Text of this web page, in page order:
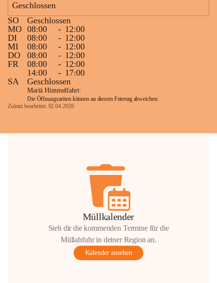
Geschlossen
SO
Geschlossen
MO 08:00 - 12:00
DI
08:00 - 12:00
MI
08:00 - 12:00
DO
08:00 - 12:00
FR
08:00 - 12:00
14:00
- 17:00
SA
Geschlossen
Mariä Himmelfahrt:
Die Öffnungszeiten können an diesem Feiertag abweichen.
Zuletzt bearbeitet: 02.04.2026
Müllkalender
Sieh dir die kommenden Termine für die
Müllabfuhr in deiner Region an.
Kalender ansehen